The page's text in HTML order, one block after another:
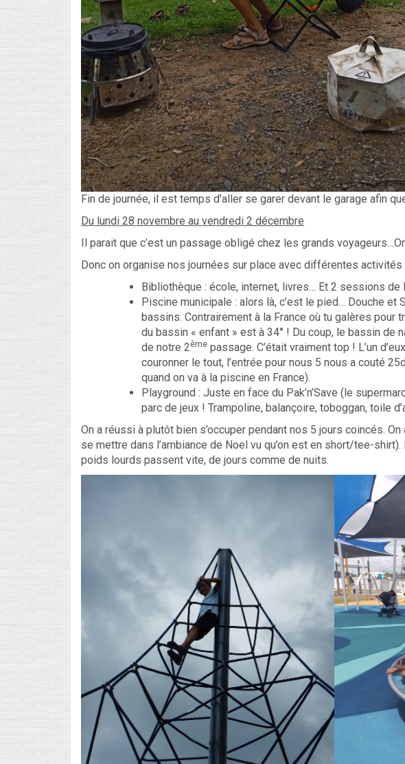
Fin de journée, il est temps d’aller se garer devant le garage afin
Du lundi 28 novembre au vendredi 2 décembre
Il parait que c’est un passage obligé chez les grands
Donc on organise nos journées sur place avec différentes
Bibliothèque : école, internet, livres… Et 2 sessions
Piscine municipale : alors là, c’est le pied… Douche
bassins. Contrairement à la France où tu galères pour
du bassin « enfant » est à 34° ! Du coup, le bassin
de notre 2ème passage. C’était vraiment top ! L’un
couronner le tout, l’entrée pour nous 5 nous a couté
quand on va à la piscine en France).
Playground : Juste en face du Pak’n’Save (le
parc de jeux ! Trampoline, balançoire, toboggan, toile
On a réussi à plutôt bien s’occuper pendant nos 5 jours coincés.
se mettre dans l’ambiance de Noel vu qu’on est en short/tee-
poids lourds passent vite, de jours comme de nuits.